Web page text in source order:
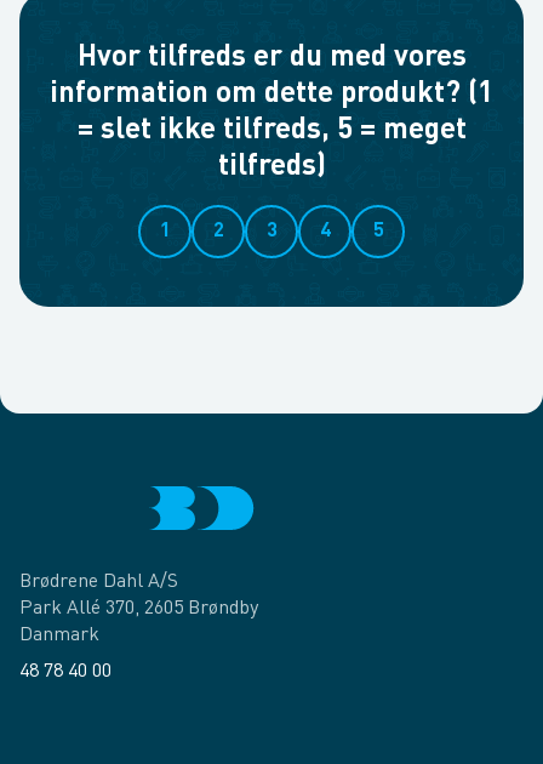
Hvor tilfreds er du med vores
information om dette produkt? (1
= slet ikke tilfreds, 5 = meget
tilfreds)
1 2 3 4 5
Brødrene Dahl A/S
Park Allé 370, 2605 Brøndby
Danmark
48 78 40 00